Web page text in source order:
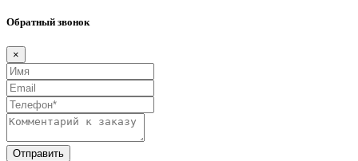
Обратный звонок
×
Отправить